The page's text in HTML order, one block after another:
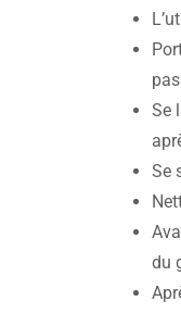
Se
Se
du